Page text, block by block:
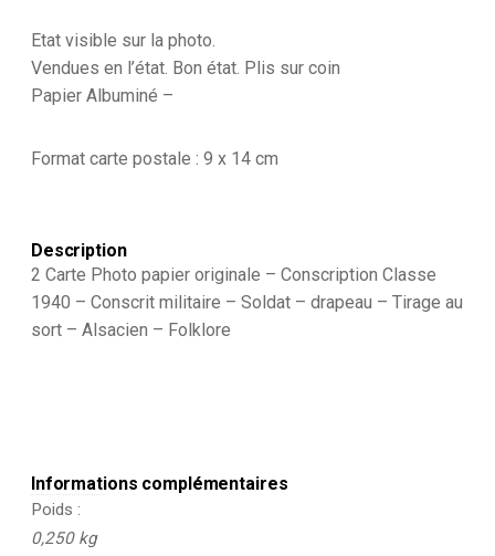
papier
originale
-
Conscription
-
-
drapeau
-
Tirage
Etat visible sur la photo.
Vendues en l’état. Bon état. Plis sur coin
Papier Albuminé –
Format carte postale : 9 x 14 cm
Description
2 Carte Photo papier originale – Conscription Classe
1940 – Conscrit militaire – Soldat – drapeau – Tirage au
sort – Alsacien – Folklore
Informations complémentaires
Poids
0,250 kg